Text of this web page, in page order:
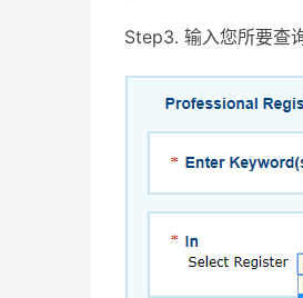
Step3. 输入您所要查